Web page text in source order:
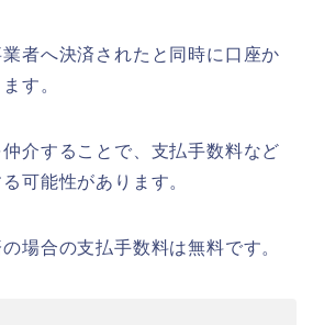
者へ決済されたと同時に口座か
す。
介することで、支払手数料など
可能性があります。
場合の支払手数料は無料です。